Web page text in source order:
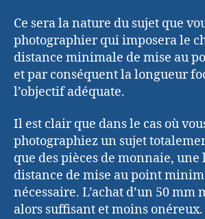
Ce sera la nature du sujet que
photographier qui imposera le
distance minimale de mise au
et par conséquent la longueur
l’objectif adéquate.
Il est clair que dans le cas où
photographiez un sujet
que des pièces de monnaie, une
distance de mise au point
nécessaire. L’achat d’un 50 mm
alors suffisant et moins onéreux.